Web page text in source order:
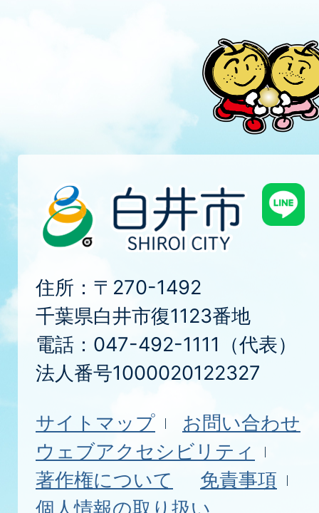
住所：〒270-1492
千葉県白井市復1123番地
電話：047-492-1111（代表）
法人番号1000020122327
サイトマップ
お問い合わせ
ウェブアクセシビリティ
著作権について
免責事項
個人情報の取り扱い